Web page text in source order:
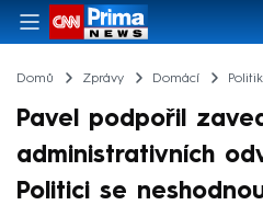
Domů Zprávy Domácí
Pavel podpořil
administrativních
Politici se